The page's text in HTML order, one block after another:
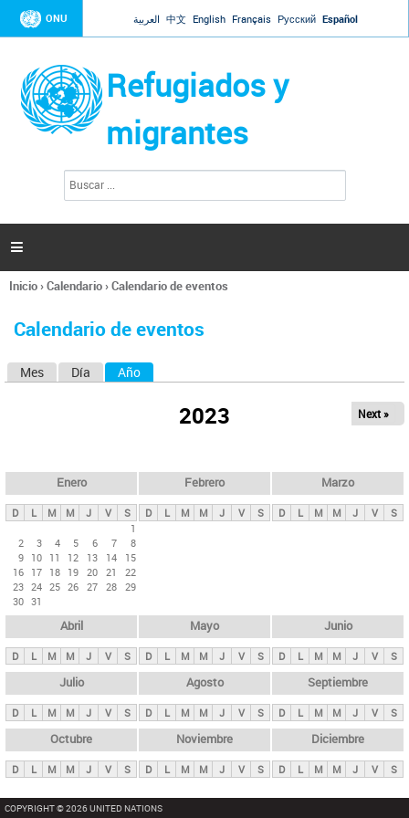
Jump to navigation
ONU العربية 中文 English Français Русский Español
Refugiados y
migrantes
l
d
s

Se
usted
Inicio›Calendario›Calendario de eventos
Calendario de eventos
s
p
n
c
i
p
l
e
s
Mes Día Año
2023 Next »
Enero
D L M M J V
S
1
2
3 4 5 6 7
8
9 10 11 12 13 14
15
16 17 18 19 20 21
22
23 24 25 26 27 28 29
30 31
Febrero
D L M M J V S
Marzo
D L M M J V S
Abril
D L M M J V S
Mayo
D L M M J V S
Junio
D L M M J V S
Julio
D L M M J V S
Agosto
D L M M J V S
Septiembre
D L M M J V S
Octubre
D L M M J V S
Noviembre
D L M M J V S
Diciembre
D L M M J V S
COPYRIGHT © 2026 UNITED NATIONS